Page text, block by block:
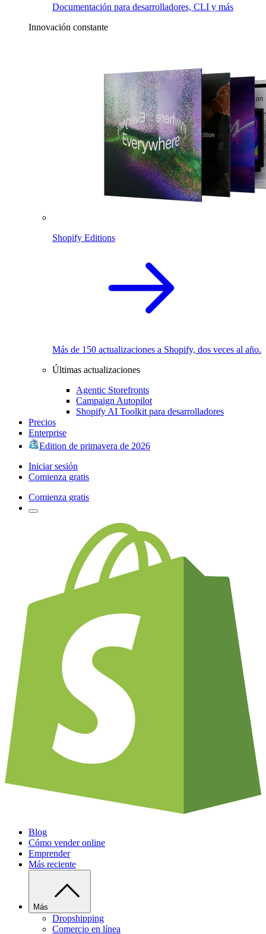
Documentación para desarrolladores, CLI y más
Innovación constante
Shopify Editions
Más de 150 actualizaciones a Shopify, dos veces al año.
Últimas actualizaciones
Agentic Storefronts
Campaign Autopilot
Shopify AI Toolkit para desarrolladores
Precios
Enterprise
Edition de primavera de 2026
Iniciar sesión
Comienza gratis
Comienza gratis
Blog
Cómo vender online
Emprender
Más reciente
Más
Dropshipping
Comercio en línea